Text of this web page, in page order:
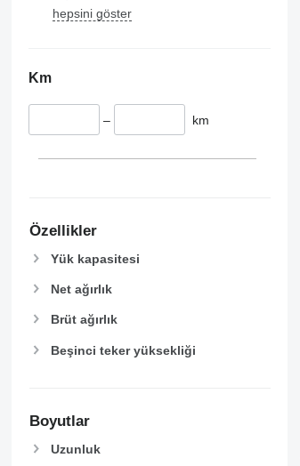
hepsini göster
Km
– km
Özellikler
Yük kapasitesi
Net ağırlık
Brüt ağırlık
Beşinci teker yüksekliği
Boyutlar
Uzunluk